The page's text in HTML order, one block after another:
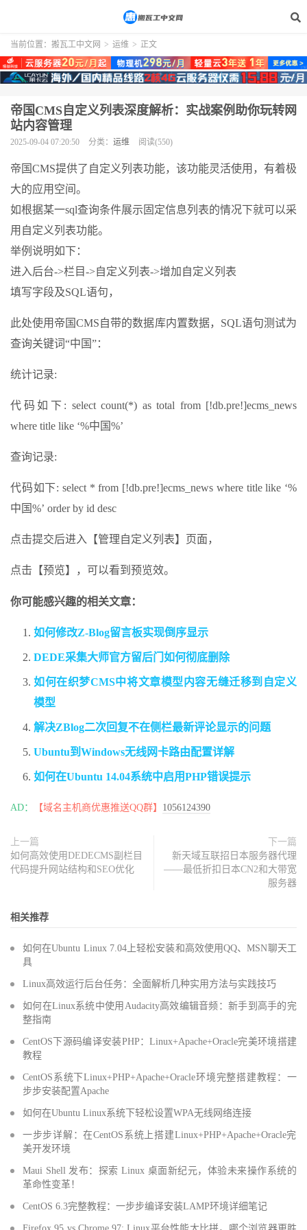
当前位置： 搬瓦工中文网 > 运维 > 正文
帝国CMS自定义列表深度解析：实战案例助你玩转网
站内容管理
2025-09-04 07:20:50 分类： 运维 阅读(550)
帝国CMS提供了自定义列表功能，该功能灵活使用，有着极
大的应用空间。
如根据某一sql查询条件展示固定信息列表的情况下就可以采
用自定义列表功能。
举例说明如下：
进入后台->栏目->自定义列表->增加自定义列表
填写字段及SQL语句，
此处使用帝国CMS自带的数据库内置数据，SQL语句测试为
查询关键词“中国”：
统计记录:
代码如下: select count(*) as total from [!db.pre!]ecms_news
where title like ‘%中国%’
查询记录:
代码如下: select * from [!db.pre!]ecms_news where title like ‘%
中国%’ order by id desc
点击提交后进入【管理自定义列表】页面，
点击【预览】，可以看到预览效。
你可能感兴趣的相关文章：
如何修改Z-Blog留言板实现倒序显示
DEDE采集大师官方留后门如何彻底删除
如何在织梦CMS中将文章模型内容无缝迁移到自定义
模型
解决ZBlog二次回复不在侧栏最新评论显示的问题
Ubuntu到Windows无线网卡路由配置详解
如何在Ubuntu 14.04系统中启用PHP错误提示
AD： 【域名主机商优惠推送QQ群】 1056124390
上一篇
如何高效使用DEDECMS副栏目
代码提升网站结构和SEO优化
下一篇
新天域互联招日本服务器代理
——最低折扣日本CN2和大带宽
服务器
相关推荐
如何在Ubuntu Linux 7.04上轻松安装和高效使用QQ、MSN聊天工
具
Linux高效运行后台任务：全面解析几种实用方法与实践技巧
如何在Linux系统中使用Audacity高效编辑音频：新手到高手的完
整指南
CentOS下源码编译安装PHP：Linux+Apache+Oracle完美环境搭建
教程
CentOS系统下Linux+PHP+Apache+Oracle环境完整搭建教程：一
步步安装配置Apache
如何在Ubuntu Linux系统下轻松设置WPA无线网络连接
一步步详解：在CentOS系统上搭建Linux+PHP+Apache+Oracle完
美开发环境
Maui Shell 发布：探索 Linux 桌面新纪元，体验未来操作系统的
革命性变革！
CentOS 6.3完整教程：一步步编译安装LAMP环境详细笔记